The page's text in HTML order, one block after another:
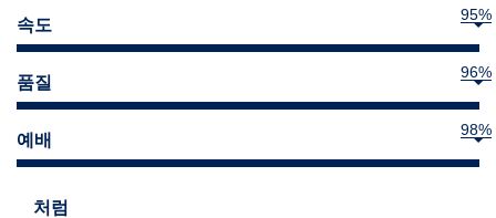
속도
95%
품질
96%
예배
98%
처럼